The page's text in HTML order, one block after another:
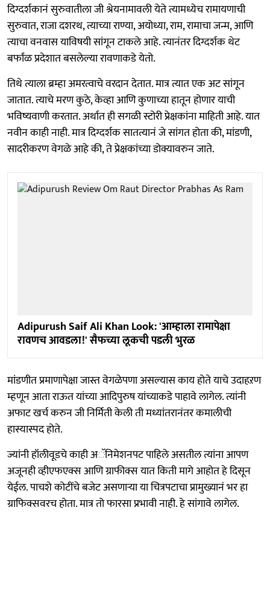
दिग्दर्शकानं सुरुवातीला जी श्रेयनामावली येते त्यामध्येच रामायणाची
सुरुवात, राजा दशरथ, त्याच्या राण्या, अयोध्या, राम, रामाचा जन्म, आणि
त्याचा वनवास याविषयी सांगून टाकले आहे. त्यानंतर दिग्दर्शक थेट
बर्फांळ प्रदेशात बसलेल्या रावणाकडे येतो.
तिथे त्याला ब्रम्हा अमरत्वाचे वरदान देतात. मात्र त्यात एक अट सांगून
जातात. त्याचे मरण कुठे, केव्हा आणि कुणाच्या हातून होणार याची
भविष्यवाणी करतात. अर्थात ही सगळी स्टोरी प्रेक्षकांना माहिती आहे. यात
नवीन काही नाही. मात्र दिग्दर्शक सातत्यानं जे सांगत होता की, मांडणी,
सादरीकरण वेगळे आहे की, ते प्रेक्षकांच्या डोक्यावरुन जाते.
Adipurush Saif Ali Khan Look: 'आम्हाला रामापेक्षा
रावणच आवडला!' सैफच्या लूकची पडली भुरळ
मांडणीत प्रमाणापेक्षा जास्त वेगळेपणा असल्यास काय होते याचे उदाहऱण
म्हणून आता राऊत यांच्या आदिपुरुष यांच्याकडे पाहावे लागेल. त्यांनी
अफाट खर्च करुन जी निर्मिती केली ती मध्यांतरानंतर कमालीची
हास्यास्पद होते.
ज्यांनी हॉलीवूडचे काही अॅनिमेशनपट पाहिले असतील त्यांना आपण
अजूनही व्हीएफएक्स आणि ग्राफीक्स यात किती मागे आहोत हे दिसून
येईल. पाचशे कोटींचे बजेट असणाऱ्या या चित्रपटाचा प्रामुख्यानं भर हा
ग्राफिक्सवरच होता. मात्र तो फारसा प्रभावी नाही. हे सांगावे लागेल.